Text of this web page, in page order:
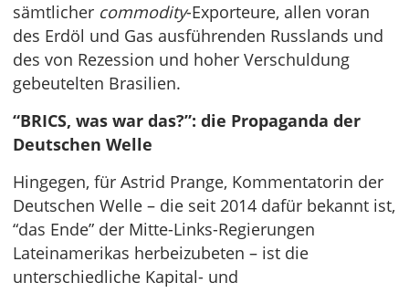
sämtlicher commodity-Exporteure, allen voran
des Erdöl und Gas ausführenden Russlands und
des von Rezession und hoher Verschuldung
gebeutelten Brasilien.
“BRICS, was war das?”: die Propaganda der
Deutschen Welle
Hingegen, für Astrid Prange, Kommentatorin der
Deutschen Welle – die seit 2014 dafür bekannt ist,
“das Ende” der Mitte-Links-Regierungen
Lateinamerikas herbeizubeten – ist die
unterschiedliche Kapital- und